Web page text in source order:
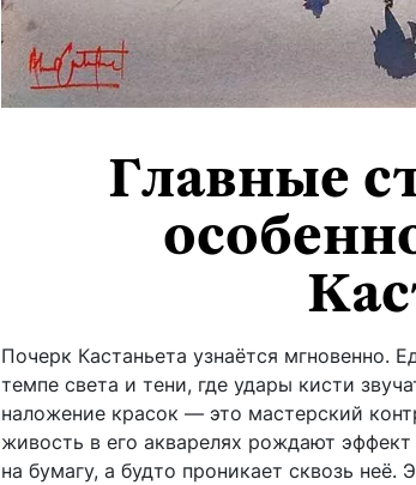
Главные
Почерк Кастаньета узнаётся мгновенно.
темпе света и тени, где удары кисти
наложение красок — это мастерский
живость в его акварелях рождают
на бумагу, а будто проникает сквозь